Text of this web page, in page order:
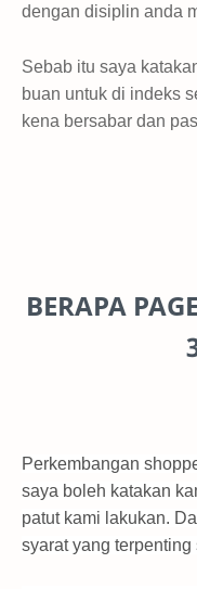
dengan disiplin anda
Sebab itu saya
buan untuk di indeks
kena bersabar dan
BERAPA
Perkembangan
saya boleh katakan
patut kami lakukan.
syarat yang terpenting